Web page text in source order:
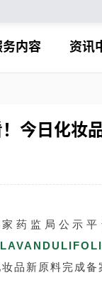
务内容 资讯
今日化妆
药监局公示平
品 新原料完成备